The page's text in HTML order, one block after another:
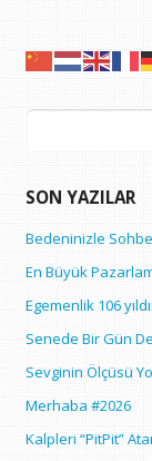
Arama:
SON YAZILAR
Bedeninizle
En Büyük
Egemenlik 106
Senede Bir Gün
Sevginin Ölçüsü
Merhaba #2026
Kalpleri “PitPit”